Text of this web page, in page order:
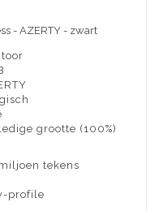
- AZERTY - zwart
grootte (100%)
tekens
profile